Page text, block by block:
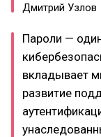
Дмитрий Узлов
Пароли —
вкладывает
развитие